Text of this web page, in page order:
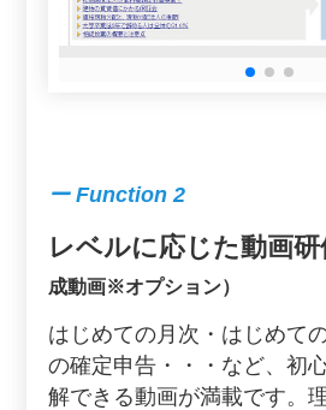
ー Function 2
レベルに応じた動画研
成動画※オプション）
はじめての月次・はじめて
の確定申告・・・など、初
解できる動画が満載です。